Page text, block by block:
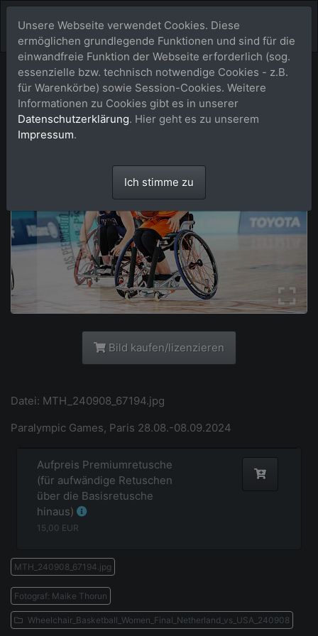
Bild kaufen/lizenzieren
Datei: MTH_240908_67194.jpg
Paralympic Games, Paris 28.08.-08.09.2024
Aufpreis Premiumretusche
(für aufwändige Retuschen
über die Basisretusche
hinaus)
15,00 EUR
MTH_240908_67194.jpg
Fotograf: Maike Thorun
Wheelchair_Basketball_Women_Final_Netherland_vs_USA_240908
Unsere Webseite verwendet Cookies. Diese
ermöglichen grundlegende Funktionen und sind für die
einwandfreie Funktion der Webseite erforderlich (sog.
essenzielle bzw. technisch notwendige Cookies - z.B.
für Warenkörbe) sowie Session-Cookies. Weitere
Informationen zu Cookies gibt es in unserer
Datenschutzerklärung. Hier geht es zu unserem
Impressum.
Ich stimme zu